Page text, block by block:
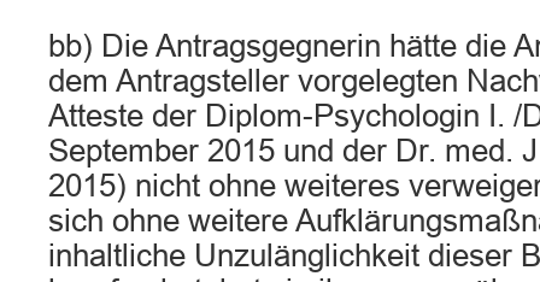
bb) Die Antragsgegnerin hätte die
dem Antragsteller vorgelegten
Atteste der Diplom-Psychologin I. /
September 2015 und der Dr. med.
2015) nicht ohne weiteres
sich ohne weitere
inhaltliche Unzulänglichkeit dieser